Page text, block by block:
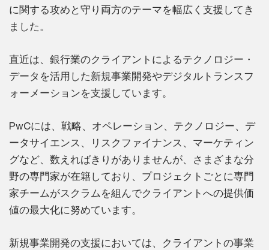
に関する攻めと守り両方のテーマを幅広く支援してき
ました。
直近は、銀行業のクライアントによるテクノロジー・
データを活用した新規事業開発やデジタルトランスフ
ォーメーションを支援しています。
PwCには、戦略、オペレーション、テクノロジー、デ
ータサイエンス、リスクファイナンス、マーケティン
グなど、数えればきりがありませんが、さまざまな分
野の専門家が在籍しており、プロジェクトごとに専門
家チームがスクラムを組んでクライアントへの提供価
値の最大化に努めています。
新規事業開発の支援においては、クライアントの事業